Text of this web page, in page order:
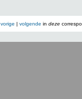
vorige | volgende in deze